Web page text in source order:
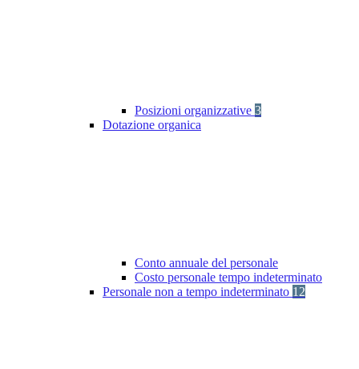
Posizioni organizzative 3
Dotazione organica
Conto annuale del personale
Costo personale tempo indeterminato
Personale non a tempo indeterminato 12